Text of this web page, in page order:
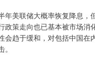
美联储大概率恢复降息，
政策走向也已基本被市场消
会趋于缓和，对包括中国在